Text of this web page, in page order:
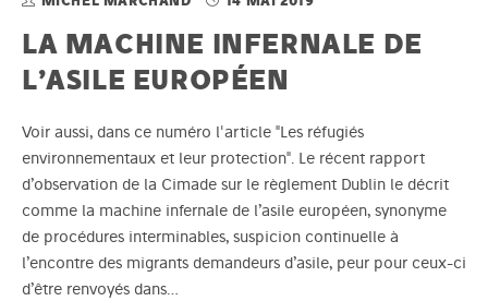
LA MACHINE INFERNALE DE
L’ASILE EUROPÉEN
Voir aussi, dans ce numéro l'article "Les réfugiés
environnementaux et leur protection". Le récent rapport
d’observation de la Cimade sur le règlement Dublin le décrit
comme la machine infernale de l’asile européen, synonyme
de procédures interminables, suspicion continuelle à
l’encontre des migrants demandeurs d’asile, peur pour ceux-ci
d’être renvoyés dans…